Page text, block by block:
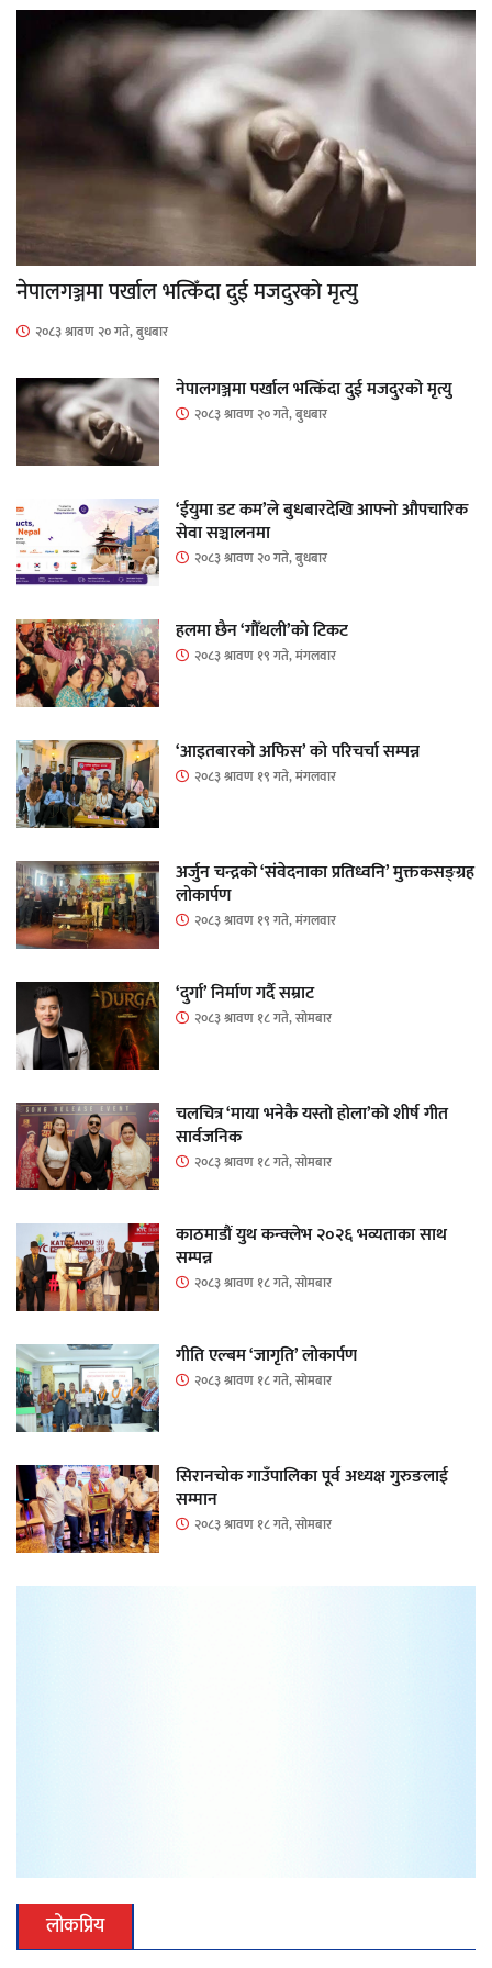
नेपालगञ्जमा पर्खाल भत्किँदा दुई मजदुरको मृत्यु
२०८३ श्रावण २० गते, बुधबार
नेपालगञ्जमा पर्खाल भत्किँदा दुई मजदुरको मृत्यु
२०८३ श्रावण २० गते, बुधबार
‘ईयुमा डट कम’ले बुधबारदेखि आफ्नो औपचारिक
सेवा सञ्चालनमा
२०८३ श्रावण २० गते, बुधबार
हलमा छैन ‘गौँथली’को टिकट
२०८३ श्रावण १९ गते, मंगलवार
‘आइतबारको अफिस’ को परिचर्चा सम्पन्न
२०८३ श्रावण १९ गते, मंगलवार
अर्जुन चन्द्रको ‘संवेदनाका प्रतिध्वनि’ मुक्तकसङ्ग्रह
लोकार्पण
२०८३ श्रावण १९ गते, मंगलवार
‘दुर्गा’ निर्माण गर्दै सम्राट
२०८३ श्रावण १८ गते, सोमबार
चलचित्र ‘माया भनेकै यस्तो होला’को शीर्ष गीत
सार्वजनिक
२०८३ श्रावण १८ गते, सोमबार
काठमाडौं युथ कन्क्लेभ २०२६ भव्यताका साथ
सम्पन्न
२०८३ श्रावण १८ गते, सोमबार
गीति एल्बम ‘जागृति’ लोकार्पण
२०८३ श्रावण १८ गते, सोमबार
सिरानचोक गाउँपालिका पूर्व अध्यक्ष गुरुङलाई
सम्मान
२०८३ श्रावण १८ गते, सोमबार
लोकप्रिय